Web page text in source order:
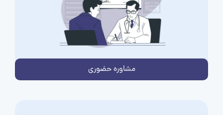
مشاوره حضوری